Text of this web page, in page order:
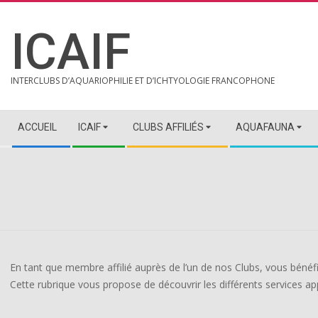
content
ICAIF
INTERCLUBS D’AQUARIOPHILIE ET D’ICHTYOLOGIE FRANCOPHONE
Navigation
Menu
ACCUEIL ICAIF CLUBS AFFILIÉS AQUAFAUNA
En tant que membre affilié auprès de l’un de nos Clubs, vous
Cette rubrique vous propose de découvrir les différents services